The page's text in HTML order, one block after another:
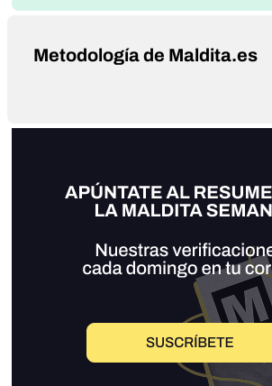
Metodología de Maldita.es